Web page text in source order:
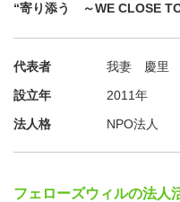
“寄り添う ～WE CLOSE
代表者
我妻 慶里
設立年
2011年
法人格
NPO法人
フェローズウィルの法人